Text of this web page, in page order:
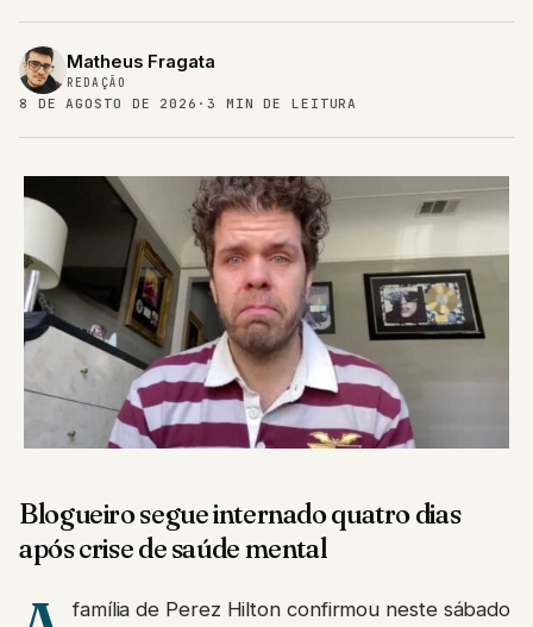
Matheus Fragata
REDAÇÃO
8 DE AGOSTO DE 2026 · 3 MIN DE LEITURA
Blogueiro segue internado quatro dias
após crise de saúde mental
família de Perez Hilton confirmou neste sábado